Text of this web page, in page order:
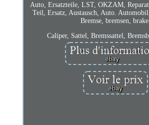
Auto, Ersatzteile, LST, OKZAM,
Teil, Ersatz, Austausch, Auto.
Bremse, bremsen, brake.
Caliper, Sattel, Bremssattel,